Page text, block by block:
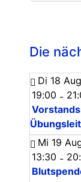
Die
Di 18
19:00 -
Mi 19
13:30 -